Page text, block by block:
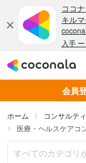
会員
ホーム コンサルテ
医療・ヘルスケアコ